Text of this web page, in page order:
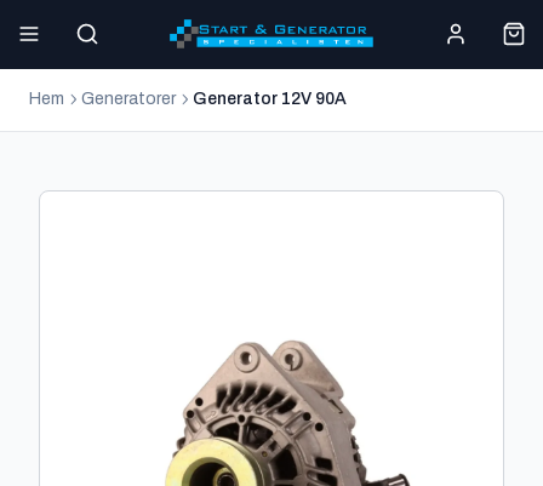
Hem Generatorer Generator 12V 90A